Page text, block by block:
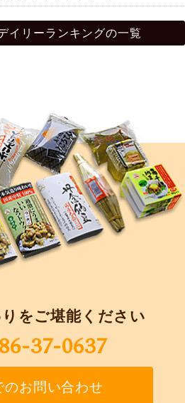
イリーランキングの一覧
をご堪能ください
37-0637
のお問い合わせ